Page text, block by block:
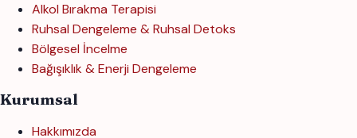
Alkol Bırakma Terapisi
Ruhsal Dengeleme & Ruhsal Detoks
Bölgesel İncelme
Bağışıklık & Enerji Dengeleme
Kurumsal
Hakkımızda